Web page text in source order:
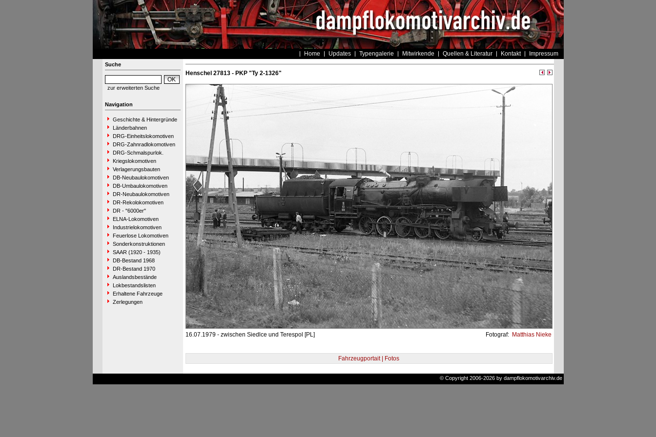
Home Updates Typengalerie Mitwirkende Quellen & Literatur Kontakt Impressum
Suche
zur erweiterten Suche
Navigation
Geschichte & Hintergründe
Länderbahnen
DRG-Einheitslokomotiven
DRG-Zahnradlokomotiven
DRG-Schmalspurlok.
Kriegslokomotiven
Verlagerungsbauten
DB-Neubaulokomotiven
DB-Umbaulokomotiven
DR-Neubaulokomotiven
DR-Rekolokomotiven
DR - "6000er"
ELNA-Lokomotiven
Industrielokomotiven
Feuerlose Lokomotiven
Sonderkonstruktionen
SAAR (1920 - 1935)
DB-Bestand 1968
DR-Bestand 1970
Auslandsbestände
Lokbestandslisten
Erhaltene Fahrzeuge
Zerlegungen
Henschel 27813 - PKP "Ty 2-1326"
16.07.1979 - zwischen Siedlce und Terespol [PL] Fotograf: Matthias Nieke
Fahrzeugportait | Fotos
© Copyright 2006-2026 by dampflokomotivarchiv.de